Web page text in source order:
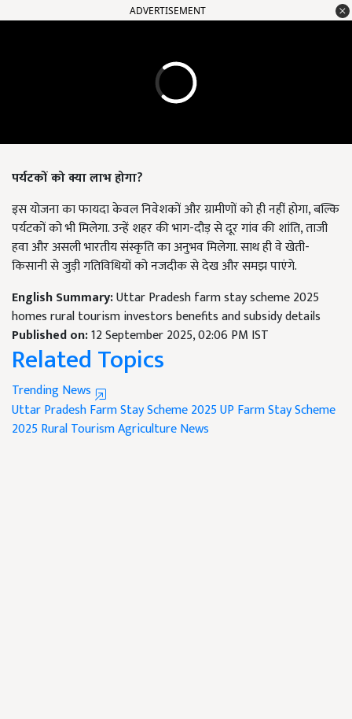
ADVERTISEMENT
पर्यटकों को क्या लाभ होगा?
इस योजना का फायदा केवल निवेशकों और ग्रामीणों को ही नहीं होगा, बल्कि
पर्यटकों को भी मिलेगा. उन्हें शहर की भाग-दौड़ से दूर गांव की शांति, ताजी
हवा और असली भारतीय संस्कृति का अनुभव मिलेगा. साथ ही वे खेती-
किसानी से जुड़ी गतिविधियों को नजदीक से देख और समझ पाएंगे.
English Summary:Uttar Pradesh farm stay scheme 2025
homes rural tourism investors benefits and subsidy details
Published on:12 September 2025, 02:06 PM IST
Related Topics
Trending News
Uttar Pradesh Farm Stay Scheme 2025UP Farm Stay Scheme
2025Rural TourismAgriculture News